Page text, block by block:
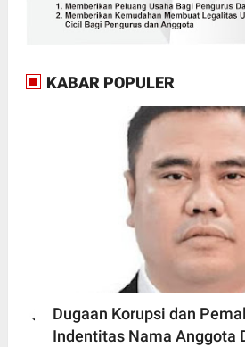
KABAR POPULER
Dugaan Korupsi dan
Indentitas Nama Anggota